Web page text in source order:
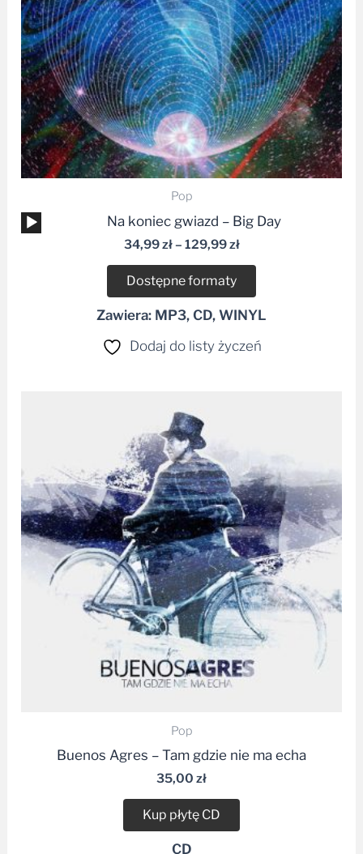
Pop
Odtwarzacz
plików
dźwiękowych
Na koniec gwiazd – Big Day
34,99zł– 129,99zł
Dostępne formaty
Zawiera: MP3, CD, WINYL
Dodaj do listy życzeń
Pop
Buenos Agres – Tam gdzie nie ma echa
35,00 zł
Kup płytę CD
CD